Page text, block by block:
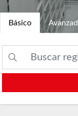
Básico